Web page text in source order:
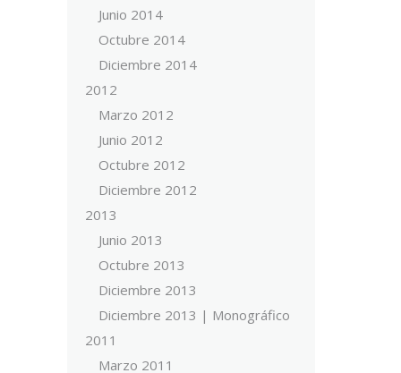
Junio 2014
Octubre 2014
Diciembre 2014
2012
Marzo 2012
Junio 2012
Octubre 2012
Diciembre 2012
2013
Junio 2013
Octubre 2013
Diciembre 2013
Diciembre 2013 | Monográfico
2011
Marzo 2011